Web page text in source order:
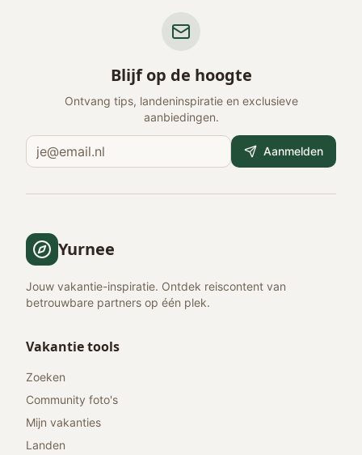
Blijf op de hoogte
Ontvang tips, landeninspiratie en exclusieve
aanbiedingen.
Aanmelden
Yurnee
Jouw vakantie-inspiratie. Ontdek reiscontent van
betrouwbare partners op één plek.
Vakantie tools
Zoeken
Community foto's
Mijn vakanties
Landen